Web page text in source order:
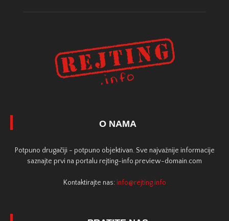
O NAMA
Potpuno drugačiji - potpuno objektivan. Sve najvažnije informacije
saznajte prvi na portalu rejting-info.preview-domain.com
Kontaktirajte nas: info@rejting.info